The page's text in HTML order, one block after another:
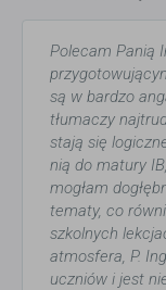
Polecam Panią
są w bardzo
tłumaczy
stają się
nią do matury
mogłam
tematy, co
szkolnych
atmosfera, P.
uczniów i jest